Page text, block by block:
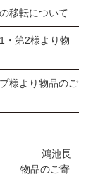
移転について
第2様より物
様より物品のご
鴻池長
物品のご寄